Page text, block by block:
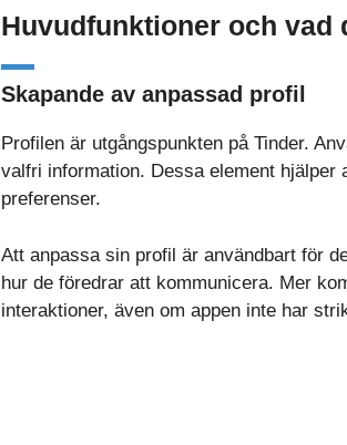
Huvudfunktioner och vad
Skapande av anpassad profil
Profilen är utgångspunkten på Tinder.
valfri information. Dessa element hjälper
preferenser.
Att anpassa sin profil är användbart för
hur de föredrar att kommunicera. Mer
interaktioner, även om appen inte har